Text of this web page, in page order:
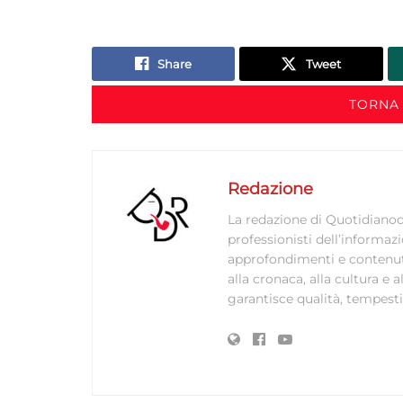
Share Tweet
Redazione
La redazione di
professionisti
approfondimenti e
alla cronaca, alla cultura e
garantisce qualità,